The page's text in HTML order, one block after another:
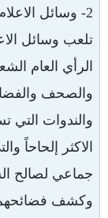
2- وسائل الاعلام.
تلعب وسائل
الرأي العام
والصحف
والندوات التي
الاكثر إلحاحاً
جماعي لصالح
وكشف فضائحهم